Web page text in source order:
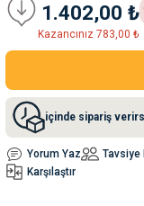
1.402,00 ₺
Kazancınız 783,00 ₺
içinde sipariş
Yorum Yaz Tavsiye
Karşılaştır